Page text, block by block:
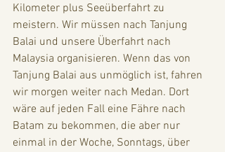
Kilometer plus Seeüberfahrt zu
meistern. Wir müssen nach Tanjung
Balai und unsere Überfahrt nach
Malaysia organisieren. Wenn das von
Tanjung Balai aus unmöglich ist, fahren
wir morgen weiter nach Medan. Dort
wäre auf jeden Fall eine Fähre nach
Batam zu bekommen, die aber nur
einmal in der Woche, Sonntags, über